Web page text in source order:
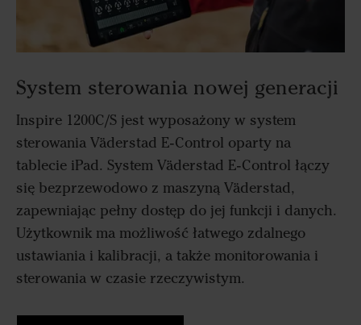
System sterowania nowej generacji
Inspire 1200C/S jest wyposażony w system
sterowania Väderstad E-Control oparty na
tablecie iPad. System Väderstad E-Control łączy
się bezprzewodowo z maszyną Väderstad,
zapewniając pełny dostęp do jej funkcji i danych.
Użytkownik ma możliwość łatwego zdalnego
ustawiania i kalibracji, a także monitorowania i
sterowania w czasie rzeczywistym.